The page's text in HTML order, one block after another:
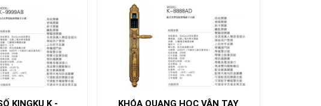
KINGKU K -
KHÓA QUANG HỌC VÂN TAY